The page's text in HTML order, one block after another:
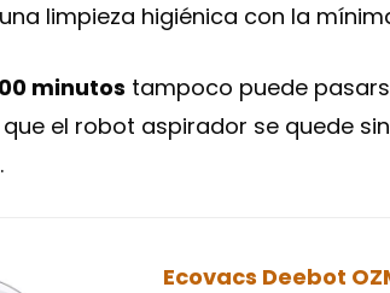
limpieza higiénica con la
minutos tampoco puede
que el robot aspirador se quede
Ecovacs Deebot